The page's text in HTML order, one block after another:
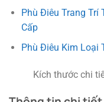
Phù Điêu Trang Trí
Cấp
Phù Điêu Kim Loại
Kích thước chi